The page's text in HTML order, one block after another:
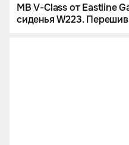
MB V-Class от Eastline
сиденья W223.